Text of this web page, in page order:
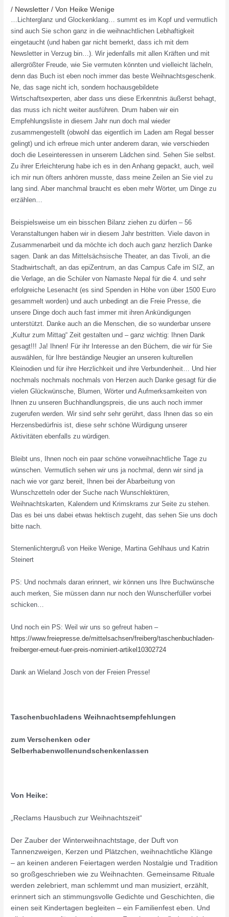
/ Newsletter / Von Heike Wenige
…Lichterglanz und Glockenklang… summt es im Kopf und vermutlich
sind auch Sie schon ganz in die weihnachtlichen Lebhaftigkeit
eingetaucht (und haben gar nicht bemerkt, dass ich mit dem
Newsletter in Verzug bin…). Wir jedenfalls mit allen Kräften und mit
allergrößter Freude, wie Sie vermuten könnten und vielleicht lächeln,
denn das Buch ist eben noch immer das beste Weihnachtsgeschenk.
Ne, das sage nicht ich, sondern hochausgebildete
Wirtschaftsexperten, aber dass uns diese Erkenntnis äußerst behagt,
das muss ich nicht weiter ausführen. Drum haben wir ein
Empfehlungsliste in diesem Jahr nun doch mal wieder
zusammengestellt (obwohl das eigentlich im Laden am Regal besser
gelingt) und ich erfreue mich unter anderem daran, wie verschieden
doch die Leseinteressen in unserem Lädchen sind. Sehen Sie selbst.
Zu ihrer Erleichterung habe ich es in den Anhang gepackt, auch, weil
ich mir nun öfters anhören musste, dass meine Zeilen an Sie viel zu
lang sind. Aber manchmal braucht es eben mehr Wörter, um Dinge zu
erzählen…
Beispielsweise um ein bisschen Bilanz ziehen zu dürfen – 56
Veranstaltungen haben wir in diesem Jahr bestritten. Viele davon in
Zusammenarbeit und da möchte ich doch auch ganz herzlich Danke
sagen. Dank an das Mittelsächsische Theater, an das Tivoli, an die
Stadtwirtschaft, an das epiZentrum, an das Campus Cafe im SIZ, an
die Verlage, an die Schüler von Namaste Nepal für die 4. und sehr
erfolgreiche Lesenacht (es sind Spenden in Höhe von über 1500 Euro
gesammelt worden) und auch unbedingt an die Freie Presse, die
unsere Dinge doch auch fast immer mit ihren Ankündigungen
unterstützt. Danke auch an die Menschen, die so wunderbar unsere
„Kultur zum Mittag“ Zeit gestalten und – ganz wichtig: Ihnen Dank
gesagt!!! Ja! Ihnen! Für ihr Interesse an den Büchern, die wir für Sie
auswählen, für Ihre beständige Neugier an unseren kulturellen
Kleinodien und für ihre Herzlichkeit und ihre Verbundenheit… Und hier
nochmals nochmals nochmals von Herzen auch Danke gesagt für die
vielen Glückwünsche, Blumen, Wörter und Aufmerksamkeiten von
Ihnen zu unseren Buchhandlungspreis, die uns auch noch immer
zugerufen werden. Wir sind sehr sehr gerührt, dass Ihnen das so ein
Herzensbedürfnis ist, diese sehr schöne Würdigung unserer
Aktivitäten ebenfalls zu würdigen.
Bleibt uns, Ihnen noch ein paar schöne vorweihnachtliche Tage zu
wünschen. Vermutlich sehen wir uns ja nochmal, denn wir sind ja
nach wie vor ganz bereit, Ihnen bei der Abarbeitung von
Wunschzetteln oder der Suche nach Wunschlektüren,
Weihnachtskarten, Kalendern und Krimskrams zur Seite zu stehen.
Das es bei uns dabei etwas hektisch zugeht, das sehen Sie uns doch
bitte nach.
Sternenlichtergruß von Heike Wenige, Martina Gehlhaus und Katrin
Steinert
PS: Und nochmals daran erinnert, wir können uns Ihre Buchwünsche
auch merken, Sie müssen dann nur noch den Wunscherfüller vorbei
schicken…
Und noch ein PS: Weil wir uns so gefreut haben –
https://www.freiepresse.de/mittelsachsen/freiberg/taschenbuchladen-
freiberger-erneut-fuer-preis-nominiert-artikel10302724
Dank an Wieland Josch von der Freien Presse!
Taschenbuchladens Weihnachtsempfehlungen
zum Verschenken oder
Selberhabenwollenundschenkenlassen
Von Heike:
„Reclams Hausbuch zur Weihnachtszeit“
Der Zauber der Winterweihnachtstage, der Duft von
Tannenzweigen, Kerzen und Plätzchen, weihnachtliche Klänge
– an keinen anderen Feiertagen werden Nostalgie und Tradition
so großgeschrieben wie zu Weihnachten. Gemeinsame Rituale
werden zelebriert, man schlemmt und man musiziert, erzählt,
erinnert sich an stimmungsvolle Gedichte und Geschichten, die
einen seit Kindertagen begleiten – ein Familienfest eben. Und